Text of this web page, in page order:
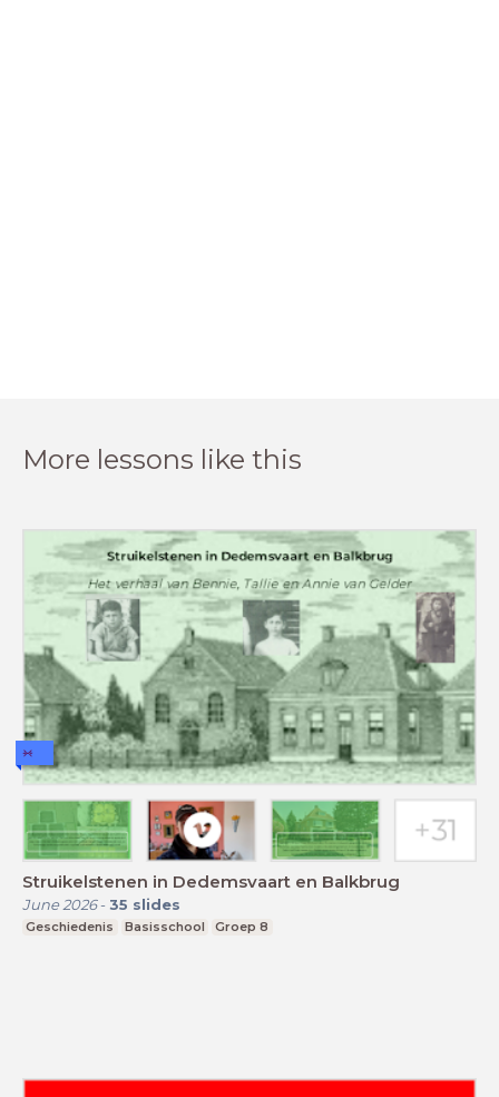
More lessons like this
Struikelstenen in Dedemsvaart en Balkbrug
June 2026- 35 slides
Geschiedenis Basisschool Groep 8